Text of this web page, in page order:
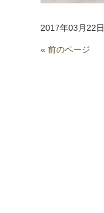
2017年03月22日
« 前のページ